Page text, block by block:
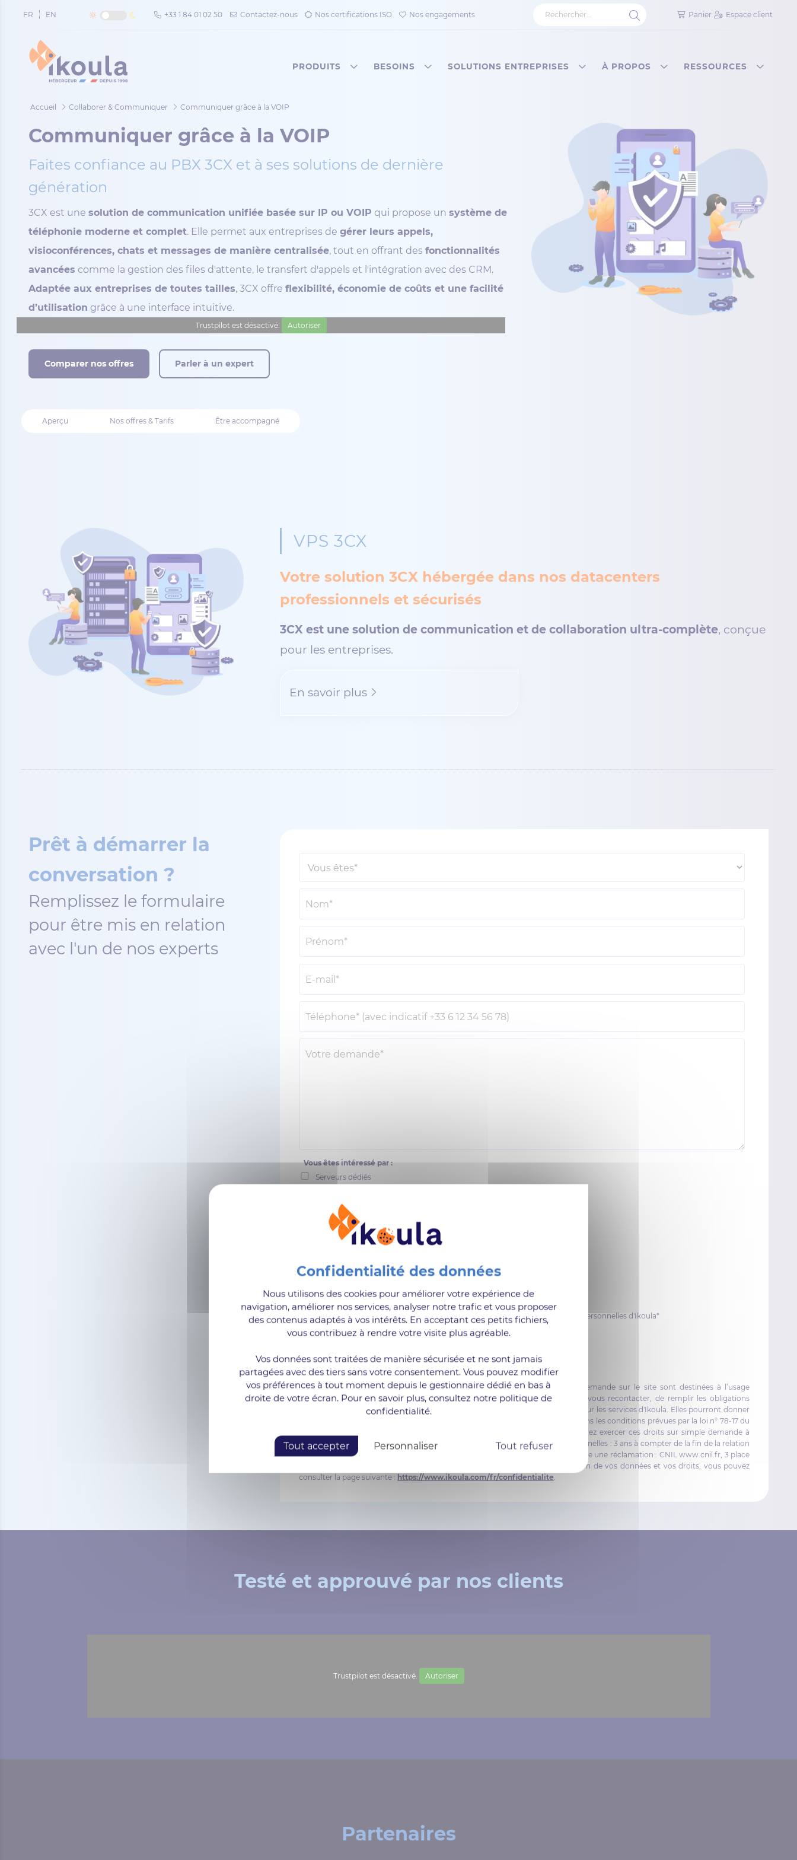
FR EN +33 1 84 01 02 50 Contactez-nous Nos certifications ISO Nos engagements Panier Espace client
PRODUITS BESOINS SOLUTIONS ENTREPRISES À PROPOS RESSOURCES
Accueil Collaborer & Communiquer Communiquer grâce à la VOIP
Communiquer grâce à la VOIP
Faites confiance au PBX 3CX et à ses solutions de dernière
génération
3CX est une solution de communication unifiée basée sur IP ou VOIP qui propose un système de
téléphonie moderne et complet. Elle permet aux entreprises de gérer leurs appels,
visioconférences, chats et messages de manière centralisée, tout en offrant des fonctionnalités
avancées comme la gestion des files d'attente, le transfert d'appels et l'intégration avec des CRM.
Adaptée aux entreprises de toutes tailles, 3CX offre flexibilité, économie de coûts et une facilité
d’utilisation grâce à une interface intuitive.
Trustpilot est désactivé. Autoriser
Comparer nos offres Parler à un expert
Aperçu Nos offres & Tarifs Être accompagné
VPS 3CX
Votre solution 3CX hébergée dans nos datacenters
professionnels et sécurisés
3CX est une solution de communication et de collaboration ultra-complète, conçue
pour les entreprises.
En savoir plus
Prêt à démarrer la
conversation ?
Remplissez le formulaire
pour être mis en relation
avec l'un de nos experts
Vous êtes intéressé par :
Serveurs dédiés
Hébergement Web
Cloud
Sauvegarde
J'affirme avoir pris connaissance de la politique de protection des données personnelles d'Ikoula*
*Les informations nominatives demandées et recueillies à l’occasion d’une demande sur le site sont destinées à l’usage
d'Ikoula, dont le site est déclaré à la CNIL, et seront utilisées dans le but de vous recontacter, de remplir les obligations
contractuelles, ainsi que pour vous envoyer des communications informatives sur les services d'Ikoula. Elles pourront donner
lieu à exercice du droit d’accès et de rectification auprès des services d'Ikoula dans les conditions prévues par la loi n° 78-17 du
06 Janvier 1978 relative à l’informatique, aux fichiers et aux libertés. Vous pouvez exercer ces droits sur simple demande à
l’adresse suivante : dpo@ikoula.com. Durée de conservation des données personnelles : 3 ans à compter de la fin de la relation
contractuelle ou de la collecte. Autorité auprès de laquelle vous pouvez introduire une réclamation : CNIL www.cnil.fr, 3 place
de Fontenoy TSA 80715 75334 Paris cedex 07. Pour en savoir plus sur la gestion de vos données et vos droits, vous pouvez
consulter la page suivante : https://www.ikoula.com/fr/confidentialite.
Testé et approuvé par nos clients
Trustpilot est désactivé. Autoriser
Partenaires
Nous utilisons des cookies pour améliorer votre expérience de
navigation, améliorer nos services, analyser notre trafic et vous proposer
des contenus adaptés à vos intérêts. En acceptant ces petits fichiers,
vous contribuez à rendre votre visite plus agréable.
Vos données sont traitées de manière sécurisée et ne sont jamais
partagées avec des tiers sans votre consentement. Vous pouvez modifier
vos préférences à tout moment depuis le gestionnaire dédié en bas à
droite de votre écran. Pour en savoir plus, consultez notre politique de
confidentialité.
Tout accepter Tout refuser
Personnaliser